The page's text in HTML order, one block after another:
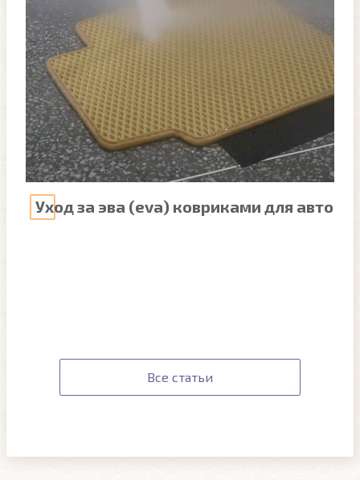
Уход за эва (eva) ковриками для авто
Все статьи